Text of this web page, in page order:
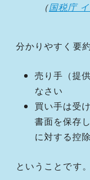
（国税庁
分かりやすく要
売り手（提
なさい
買い手は受
書面を保存
に対する控
ということです。